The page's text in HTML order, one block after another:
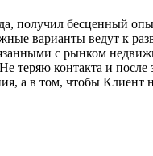
получил бесценный
варианты ведут к
с рынком
теряю контакта и
а в том, чтобы Клиент